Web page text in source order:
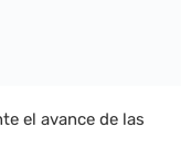
el avance de las